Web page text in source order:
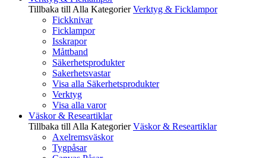
Tillbaka till Alla Kategorier Verktyg & Ficklampor
Fickknivar
Ficklampor
Isskrapor
Måttband
Säkerhetsprodukter
Sakerhetsvastar
Visa alla Säkerhetsprodukter
Verktyg
Visa alla varor
Väskor & Researtiklar
Tillbaka till Alla Kategorier Väskor & Researtiklar
Axelremsväskor
Tygpåsar